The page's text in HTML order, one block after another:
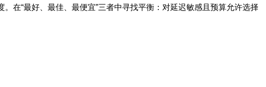
在“最好、最佳、最便宜”三者中寻找平衡：对延迟敏感且预算允许选择